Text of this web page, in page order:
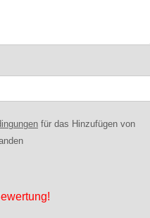
für das Hinzufügen von